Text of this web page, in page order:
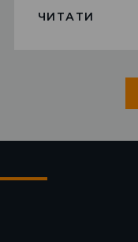
ЧИТАТИ